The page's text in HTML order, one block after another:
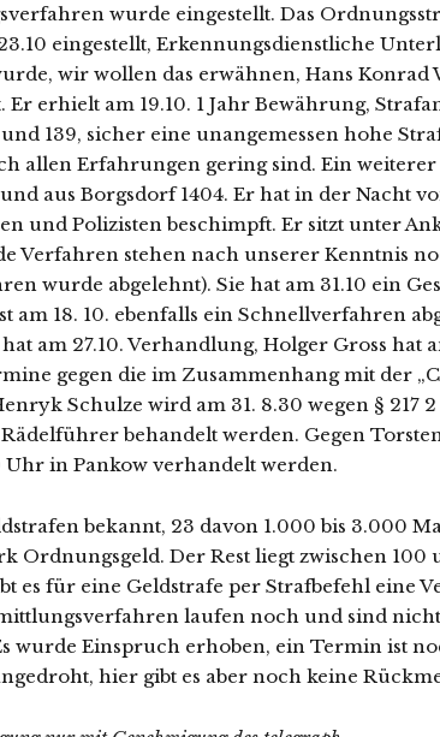
wurde eingestellt. Das
eingestellt, Erkennungsdienstliche
wir wollen das erwähnen, Hans
Er erhielt am 19.10. 1 Jahr Bewährung,
und 139, sicher eine unangemessen hohe
allen Erfahrungen gering sind. Ein
aus Borgsdorf 1404. Er hat in der Nacht
und Polizisten beschimpft. Er sitzt unter
Verfahren stehen nach unserer Kenntnis
wurde abgelehnt). Sie hat am 31.10 ein
am 18. 10. ebenfalls ein Schnellverfahren
am 27.10. Verhandlung, Holger Gross hat
gegen die im Zusammenhang mit der
Schulze wird am 31. 8.30 wegen § 217
Rädelführer behandelt werden. Gegen
Uhr in Pankow verhandelt werden.
bekannt, 23 davon 1.000 bis 3.000
Ordnungsgeld. Der Rest liegt zwischen
es für eine Geldstrafe per Strafbefehl eine
laufen noch und sind
wurde Einspruch erhoben, ein Termin ist
hier gibt es aber noch keine